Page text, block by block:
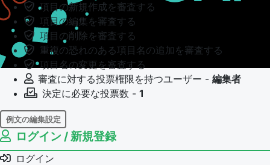
項目の新規作成を審査する
項目の編集を審査する
項目の削除を審査する
重複の恐れのある項目名の追加を審査する
項目名の変更を審査する
審査に対する投票権限を持つユーザー - 編集者
決定に必要な投票数 - 1
例文の編集設定
例文の編集権限を持つユーザー -
例文の編集を審査する
ログイン / 新規登録
ログイン